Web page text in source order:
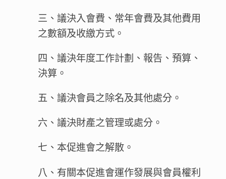
三、議決入會費、常年會費及其他費用
之數額及收繳方式。
四、議決年度工作計劃、報告、預算、
決算。
五、議決會員之除名及其他處分。
六、議決財產之管理或處分。
七、本促進會之解散。
八、有關本促進會運作發展與會員權利